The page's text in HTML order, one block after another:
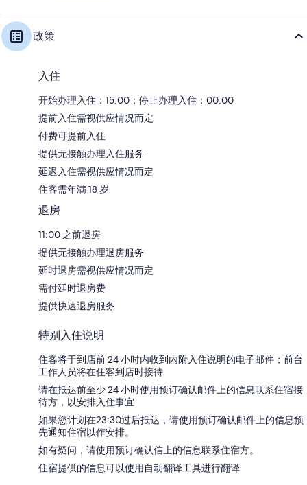
政策
入住
开始办理入住：15:00；停止办理入住：00:00
提前入住需视供应情况而定
付费可提前入住
提供无接触办理入住服务
延迟入住需视供应情况而定
住客需年满 18 岁
退房
11:00 之前退房
提供无接触办理退房服务
延时退房需视供应情况而定
需付延时退房费
提供快速退房服务
特别入住说明
住客将于到店前 24 小时内收到内附入住说明的电子邮件；前台
工作人员将在住客到店时接待
请在抵达前至少 24 小时使用预订确认邮件上的信息联系住宿接
待方，以安排入住事宜
如果您计划在23:30过后抵达，请使用预订确认邮件上的信息预
先通知住宿以作安排。
如有疑问，请使用预订确认信上的信息联系住宿方。
住宿提供的信息可以使用自动翻译工具进行翻译